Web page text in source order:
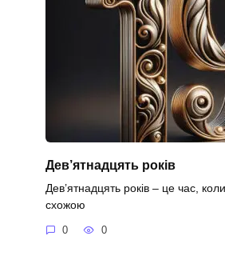
Дев’ятнадцять років
Дев’ятнадцять років – це час,
схожою
0 0